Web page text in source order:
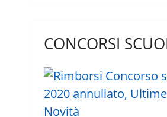
CONCORSI